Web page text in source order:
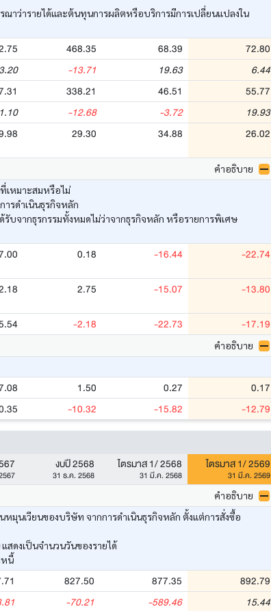
าว่ารายได้และต้นทุนการผลิตหรือบริการมีการเปลี่ยนแปลงใน
468.35 68.39 72.80
3.20 -13.71 19.63 6.44
338.21 46.51 55.77
-12.68 -3.72 19.93
29.30 34.88 26.02
คำอธิบาย
เหมาะสมหรือไม่
ารดำเนินธุรกิจหลัก
บจากธุรกรรมทั้งหมดไม่ว่าจากธุรกิจหลัก หรือรายการพิเศษ
0.18 -16.44 -22.74
2.75 -15.07 -13.80
-2.18 -22.73 -17.19
คำอธิบาย
1.50 0.27 0.17
-10.32 -15.82 -12.79
งบปี 2568
31 ธ.ค. 2568
ไตรมาส 1/ 2568
31 มี.ค. 2568
ไตรมาส 1/ 2569
31 มี.ค. 2569
คำอธิบาย
มุนเวียนของบริษัท จากการดำเนินธุรกิจหลัก ตั้งแต่การสั่งซื้อ
สดงเป็นจำนวนวันของรายได้
หนี้
827.50 877.35 892.79
-70.21 -589.46 15.44